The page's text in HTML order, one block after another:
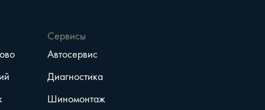
Сервисы
Автосервис
Диагностика
Шиномонтаж